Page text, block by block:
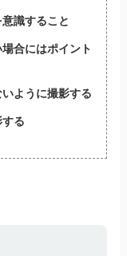
識すること
合にはポイント
ように撮影する
る